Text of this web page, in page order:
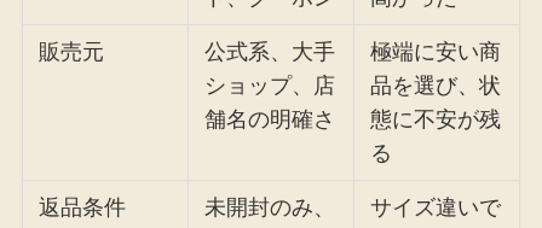
販売元
公式系、大手
ショップ、店
舗名の明確さ
極端に安い商
品を選び、状
態に不安が残
る
返品条件
未開封のみ、
サイズ違いで